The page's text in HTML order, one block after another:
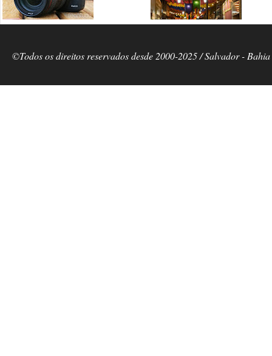
©Todos os direitos reservados desde 2000-2025 / Salvador -